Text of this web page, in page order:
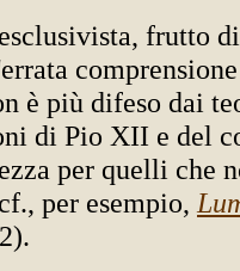
frutto
è più difeso dai
di Pio XII e del
per quelli che
per esempio,